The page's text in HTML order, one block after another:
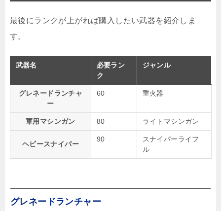
最後にランクが上がれば購入したい武器を紹介しま
す。
武器名
必要ラン
ク
ジャンル
グレネードランチャ
ー
60 重火器
軍用マシンガン 80 ライトマシンガン
ヘビースナイパー
90
スナイパーライフ
ル
グレネードランチャー